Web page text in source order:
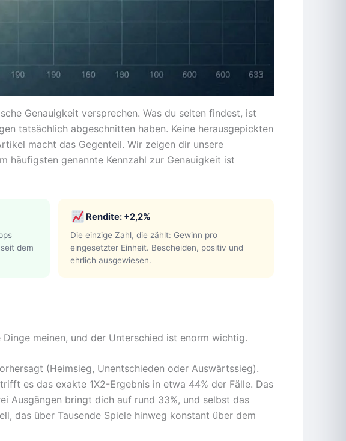
Genauigkeit versprechen. Was du selten findest, ist
tatsächlich abgeschnitten haben. Keine herausgepickten
macht das Gegenteil. Wir zeigen dir unsere
häufigsten genannte Kennzahl zur Genauigkeit ist
dem
Rendite: +2,2%
Die einzige Zahl, die zählt: Gewinn pro
eingesetzter Einheit. Bescheiden, positiv und
ehrlich ausgewiesen.
meinen, und der Unterschied ist enorm wichtig.
(Heimsieg, Unentschieden oder Auswärtssieg).
es das exakte 1X2-Ergebnis in etwa 44% der Fälle. Das
Ausgängen bringt dich auf rund 33%, und selbst das
das über Tausende Spiele hinweg konstant über dem